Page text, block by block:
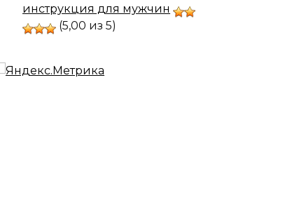
инструкция для мужчин
(5,00 из 5)